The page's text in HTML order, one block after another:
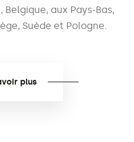
Belgique, aux Pays-Bas,
Suède et Pologne.
plus